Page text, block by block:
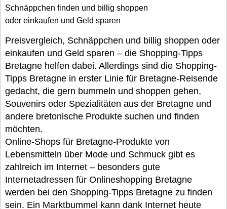
Schnäppchen finden und billig shoppen
oder einkaufen und Geld sparen
Preisvergleich, Schnäppchen und billig shoppen oder
einkaufen und Geld sparen – die Shopping-Tipps
Bretagne helfen dabei. Allerdings sind die Shopping-
Tipps Bretagne in erster Linie für Bretagne-Reisende
gedacht, die gern bummeln und shoppen gehen,
Souvenirs oder Spezialitäten aus der Bretagne und
andere bretonische Produkte suchen und finden
möchten.
Online-Shops für Bretagne-Produkte von
Lebensmitteln über Mode und Schmuck gibt es
zahlreich im Internet – besonders gute
Internetadressen für Onlineshopping Bretagne
werden bei den Shopping-Tipps Bretagne zu finden
sein. Ein Marktbummel kann dank Internet heute